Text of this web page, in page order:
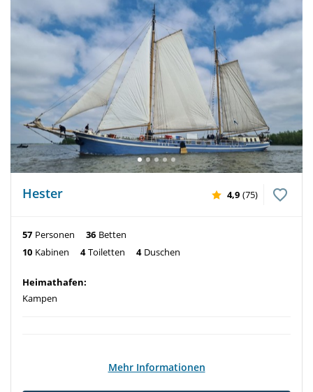
Hester 4,9 (75)
57 Personen 36 Betten
10 Kabinen 4 Toiletten 4 Duschen
Heimathafen:
Kampen
Mehr Informationen